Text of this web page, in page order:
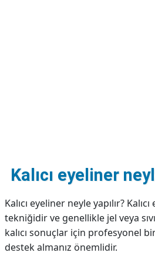
Kalıcı eyeliner
Kalıcı eyeliner neyle yapılır?
tekniğidir ve genellikle jel veya
kalıcı sonuçlar için profesyonel
destek almanız önemlidir.